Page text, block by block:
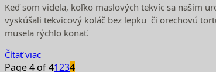
Keď som videla, koľko maslových tekvíc sa našim
vyskúšali tekvicový koláč bez lepku či orechovú
musela rýchlo konať.
Čítať viac
Page 4 of 41234